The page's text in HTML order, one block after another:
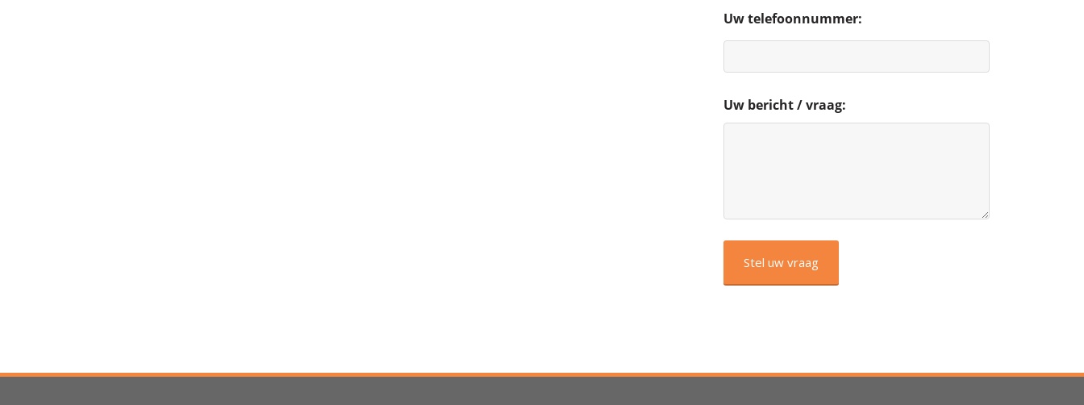
Uw telefoonnummer:
Uw bericht / vraag:
CAPTCHA